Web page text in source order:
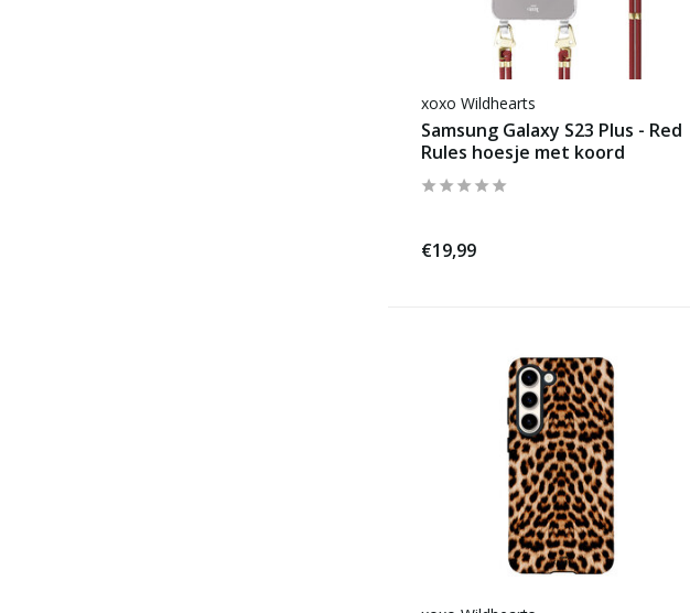
xoxo Wildhearts
Samsung Galaxy S23 Plus - Red
Rules hoesje met koord
€19,99